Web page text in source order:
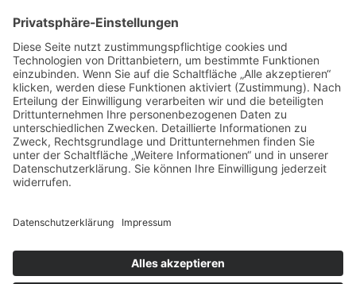
Impressum|AGB|Datenschutz|Compliance
Scherer & Kohl GmbH
Unternehmen
Über uns
Geschichte
Aktuelles
Leistungen
Abbruch
Entsorgung
Flächenrecycling
Baustoffrecycling
Service
Preisliste
Karriere
Ausbildung